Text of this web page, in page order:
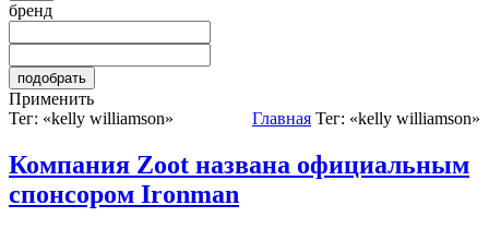
бренд
Применить
Тег: «kelly williamson»
Главная Тег: «kelly williamson»
Компания Zoot названа официальным
спонсором Ironman